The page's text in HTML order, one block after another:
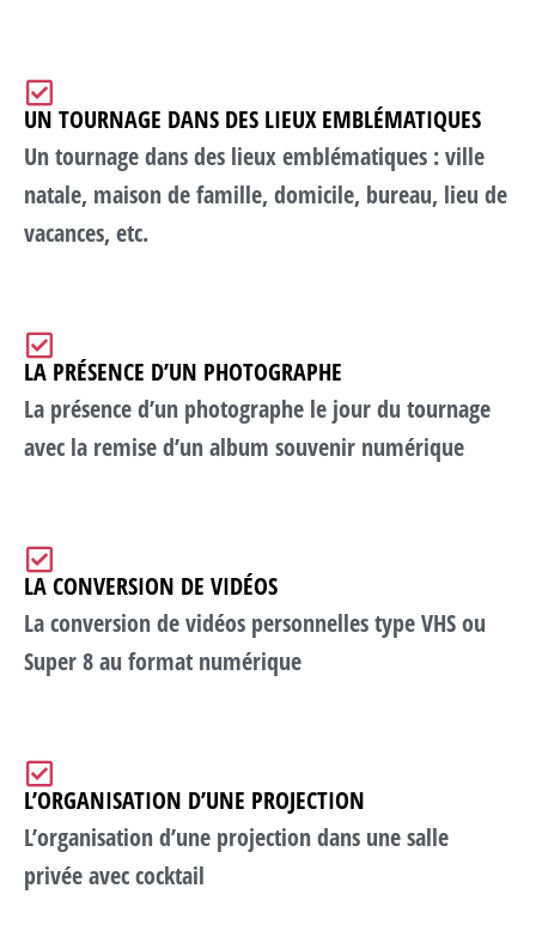
UN TOURNAGE DANS DES LIEUX EMBLÉMATIQUES
Un tournage dans des lieux emblématiques : ville
natale, maison de famille, domicile, bureau, lieu de
vacances, etc.
LA PRÉSENCE D’UN PHOTOGRAPHE
La présence d’un photographe le jour du tournage
avec la remise d’un album souvenir numérique
LA CONVERSION DE VIDÉOS
La conversion de vidéos personnelles type VHS ou
Super 8 au format numérique
L’ORGANISATION D’UNE PROJECTION
L’organisation d’une projection dans une salle
privée avec cocktail